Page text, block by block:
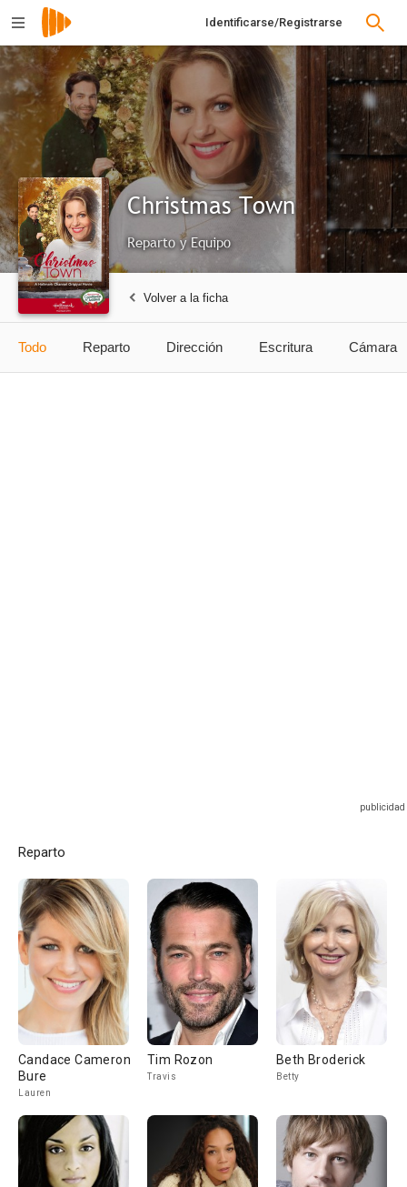
Identificarse/Registrarse
Christmas Town
Reparto y Equipo
Volver a la ficha
Todo Reparto Dirección Escritura Cámara
Reparto
Candace Cameron
Bure
Lauren
Tim Rozon
Travis
Beth Broderick
Betty